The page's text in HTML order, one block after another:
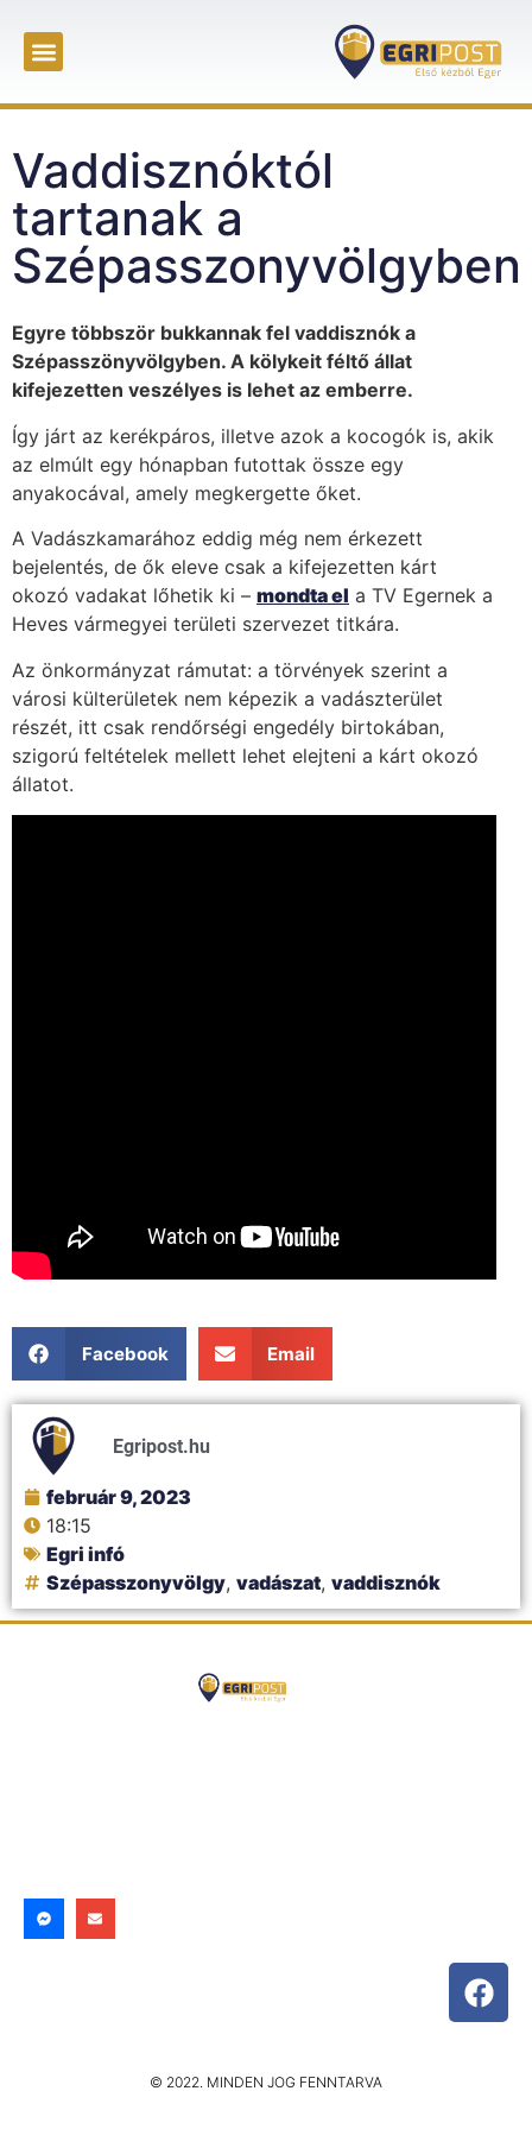
Vaddisznóktól
tartanak a
Szépasszonyvölgyben
Egyre többször bukkannak fel vaddisznók a
Szépasszönyvölgyben. A kölykeit féltő állat
kifejezetten veszélyes is lehet az emberre.
Így járt az kerékpáros, illetve azok a kocogók is, akik
az elmúlt egy hónapban futottak össze egy
anyakocával, amely megkergette őket.
A Vadászkamarához eddig még nem érkezett
bejelentés, de ők eleve csak a kifejezetten kárt
okozó vadakat lőhetik ki – mondta el a TV Egernek a
Heves vármegyei területi szervezet titkára.
Az önkormányzat rámutat: a törvények szerint a
városi külterületek nem képezik a vadászterület
részét, itt csak rendőrségi engedély birtokában,
szigorú feltételek mellett lehet elejteni a kárt okozó
állatot.
Facebook Email
Egripost.hu
február 9, 2023
18:15
Egri infó
Szépasszonyvölgy, vadászat, vaddisznók
© 2022. MINDEN JOG FENNTARVA